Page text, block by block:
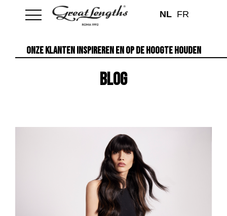
NL FR
ONZE KLANTEN INSPIREREN EN OP DE HOOGTE HOUDEN
Blog